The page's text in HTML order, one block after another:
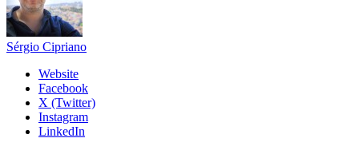
Sérgio Cipriano
Website
Facebook
X (Twitter)
Instagram
LinkedIn